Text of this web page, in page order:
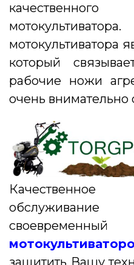
мотокультиватора
который
рабочие ножи
очень внимательно
защитить Вашу